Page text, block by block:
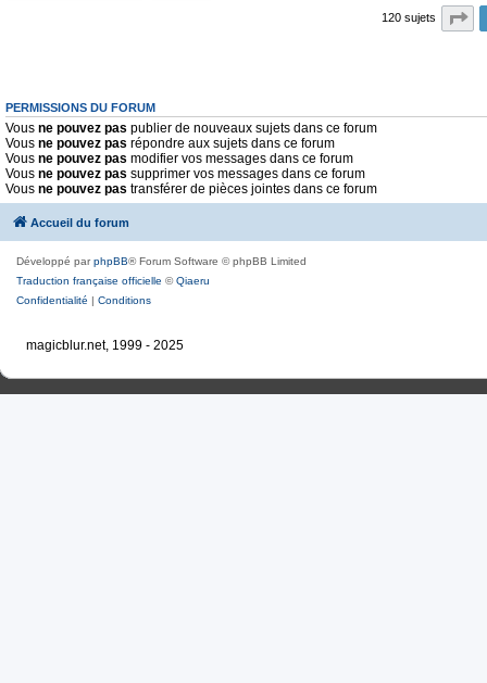
120 sujets
PERMISSIONS DU FORUM
Vous ne pouvez pas publier de nouveaux sujets dans ce forum
Vous ne pouvez pas répondre aux sujets dans ce forum
Vous ne pouvez pas modifier vos messages dans ce forum
Vous ne pouvez pas supprimer vos messages dans ce forum
Vous ne pouvez pas transférer de pièces jointes dans ce forum
Accueil du forum
Développé parphpBB® Forum Software © phpBB Limited
Traduction française officielle ©Qiaeru
Confidentialité | Conditions
magicblur.net, 1999 - 2025